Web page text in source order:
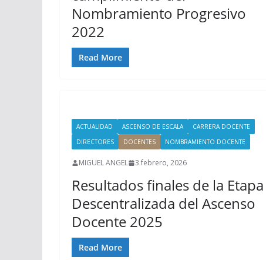
Nombramiento Progresivo
2022
Read More
ACTUALIDAD ASCENSO DE ESCALA
CARRERA DOCENTE
DIRECTORES
DOCENTES NOMBRAMIENTO DOCENTE
MIGUEL ANGEL 3 febrero, 2026
Resultados finales de la Etapa
Descentralizada del Ascenso
Docente 2025
Read More